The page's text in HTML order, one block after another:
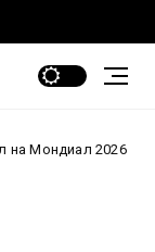
след паметен